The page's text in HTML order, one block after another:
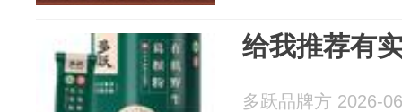
给我推荐有
多跃品牌方 2026-